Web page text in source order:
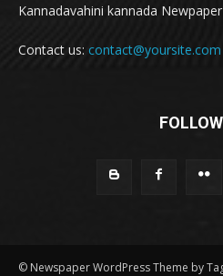
Kannadavahini kannada Newpaper
Contact us: contact@yoursite.com
© Newspaper WordPress Theme by